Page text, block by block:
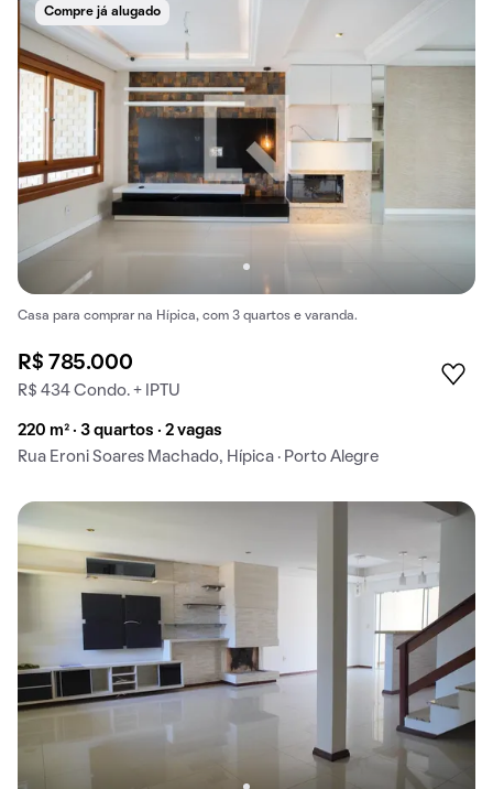
Compre já alugado
Casa para comprar na Hípica, com 3 quartos e varanda.
R$ 785.000
R$ 434 Condo. + IPTU
220 m² · 3 quartos · 2 vagas
Rua Eroni Soares Machado, Hípica · Porto Alegre